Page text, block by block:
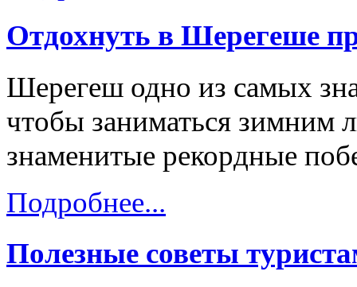
Отдохнуть в Шерегеше
Шерегеш одно из самых
чтобы заниматься зимним
знаменитые рекордные
Подробнее...
Полезные советы